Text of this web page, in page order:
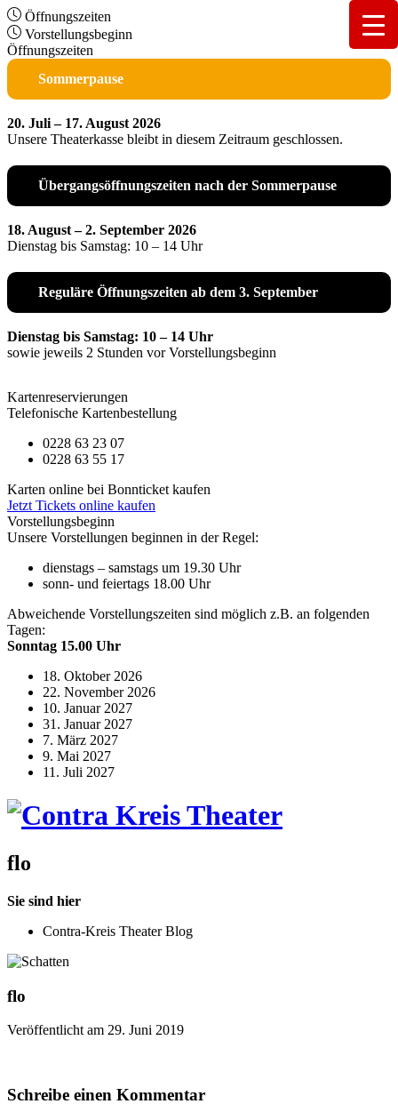
Öffnungszeiten
Vorstellungsbeginn
Öffnungszeiten
Sommerpause
20. Juli – 17. August 2026
Unsere Theaterkasse bleibt in diesem Zeitraum geschlossen.
Übergangsöffnungszeiten nach der Sommerpause
18. August – 2. September 2026
Dienstag bis Samstag: 10 – 14 Uhr
Reguläre Öffnungszeiten ab dem 3. September
Dienstag bis Samstag: 10 – 14 Uhr
sowie jeweils 2 Stunden vor Vorstellungsbeginn
Kartenreservierungen
Telefonische Kartenbestellung
0228 63 23 07
0228 63 55 17
Karten online bei Bonnticket kaufen
Jetzt Tickets online kaufen
Vorstellungsbeginn
Unsere Vorstellungen beginnen in der Regel:
dienstags – samstags um 19.30 Uhr
sonn- und feiertags 18.00 Uhr
Abweichende Vorstellungszeiten sind möglich z.B. an folgenden
Tagen:
Sonntag 15.00 Uhr
18. Oktober 2026
22. November 2026
10. Januar 2027
31. Januar 2027
7. März 2027
9. Mai 2027
11. Juli 2027
flo
Sie sind hier
Contra-Kreis Theater Blog
flo
Veröffentlicht am 29. Juni 2019
Schreibe einen Kommentar